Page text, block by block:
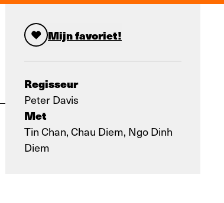
Mijn favoriet!
Regisseur
Peter Davis
Met
Tin Chan, Chau Diem, Ngo Dinh
Diem